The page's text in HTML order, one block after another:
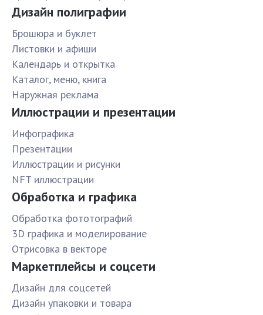
Дизайн полиграфии
Брошюра и буклет
Листовки и афиши
Календарь и открытка
Каталог, меню, книга
Наружная реклама
Иллюстрации и презентации
Инфографика
Презентации
Иллюстрации и рисунки
NFT иллюстрации
Обработка и графика
Обработка фототографий
3D графика и моделирование
Отрисовка в векторе
Маркетплейсы и соцсети
Дизайн для соцсетей
Дизайн упаковки и товара